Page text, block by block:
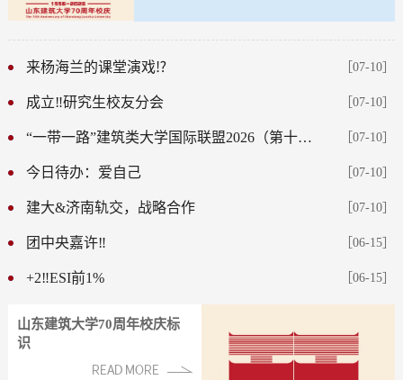
来杨海兰的课堂演戏⁉️ ［07-10］
成立‼️研究生校友分会 ［07-10］
“一带一路”建筑类大学国际联盟2026（第十届）会议... ［07-10］
今日待办：爱自己 ［07-10］
建大&济南轨交，战略合作 ［07-10］
团中央嘉许‼️ ［06-15］
+2‼️ESI前1% ［06-15］
山东建筑大学70周年校庆标
识